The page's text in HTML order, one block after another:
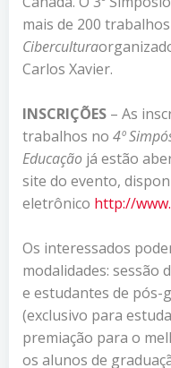
mais de 200
Cibercultura
Carlos Xavier.
INSCRIÇÕES – As
trabalhos no 4º
Educação já estão
site do evento,
eletrônico http://
Os interessados
modalidades: sessão
e estudantes de pós-
(exclusivo para
premiação para o
os alunos de